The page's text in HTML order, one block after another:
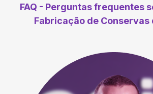
FAQ - Perguntas frequentes
Fabricação de Conservas